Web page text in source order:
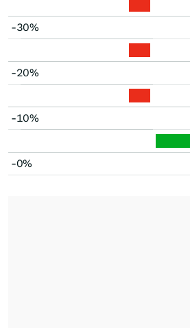
-30%
-20%
-10%
-0%